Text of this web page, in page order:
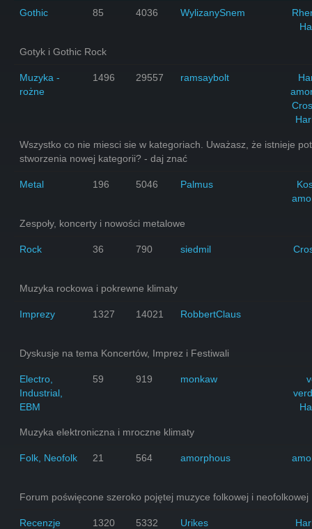
Gothic 85 4036 WylizanySnem
Gotyk i Gothic Rock
Muzyka -
rożne
1496 29557 ramsaybolt
Wszystko co nie miesci sie w kategoriach. Uważasz, że istnieje
stworzenia nowej kategorii? - daj znać
Metal 196 5046 Palmus
Zespoły, koncerty i nowości metalowe
Rock 36 790 siedmil
Muzyka rockowa i pokrewne klimaty
Imprezy 1327 14021 RobbertClaus
Dyskusje na tema Koncertów, Imprez i Festiwali
Electro,
Industrial,
EBM
59 919 monkaw
Muzyka elektroniczna i mroczne klimaty
Folk, Neofolk 21 564 amorphous
Forum poświęcone szeroko pojętej muzyce folkowej i neofolkowej
Recenzje 1320 5332 Urikes